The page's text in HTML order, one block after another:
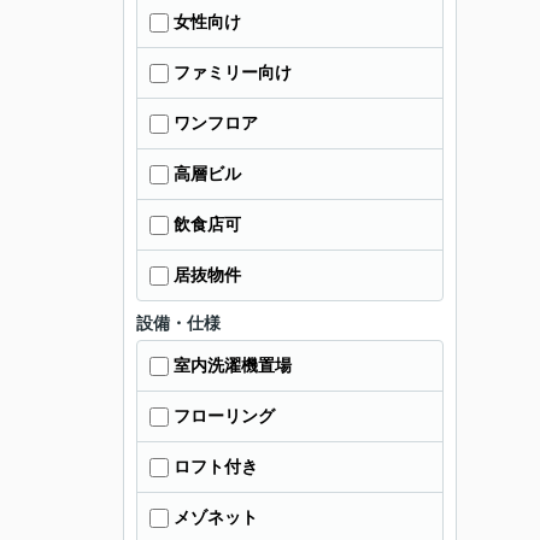
女性向け
ファミリー向け
ワンフロア
高層ビル
飲食店可
居抜物件
設備・仕様
室内洗濯機置場
フローリング
ロフト付き
メゾネット